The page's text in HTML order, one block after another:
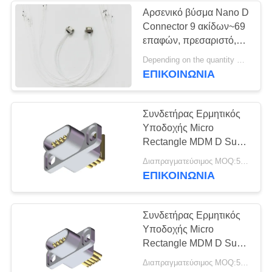
συνδετήρας 2.92mm
RF
135
συνδετήρας 3.5mm
15
Αρσενικό βύσμα Nano D
Connector 9 ακίδων~69
επαφών, πρεσαριστό,
μήκος καλωδίου 200cm
ΕΠΙΚΟΙΝΩΝΊΑ
Συνδετήρας Ερμητικός
Υποδοχής Micro
Rectangle MDM D Sub
9 ακίδων
Διαπραγματεύσιμος MOQ:5 τεμ
ΕΠΙΚΟΙΝΩΝΊΑ
Συνδετήρας Ερμητικός
Υποδοχής Micro
Rectangle MDM D Sub
9 ακίδων
Διαπραγματεύσιμος MOQ:5 τεμ